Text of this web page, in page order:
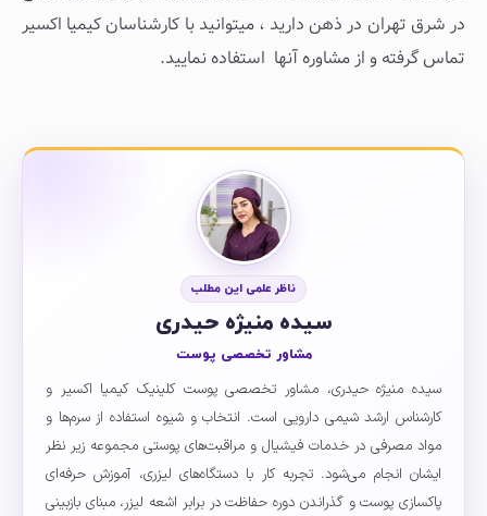
در شرق تهران در ذهن دارید ، میتوانید با کارشناسان کیمیا اکسیر
تماس گرفته و از مشاوره آنها استفاده نمایید.
ناظر علمی این مطلب
سیده منیژه حیدری
مشاور تخصصی پوست
سیده منیژه حیدری، مشاور تخصصی پوست کلینیک کیمیا اکسیر و
کارشناس ارشد شیمی دارویی است. انتخاب و شیوه استفاده از سرم‌ها و
مواد مصرفی در خدمات فیشیال و مراقبت‌های پوستی مجموعه زیر نظر
ایشان انجام می‌شود. تجربه کار با دستگاه‌های لیزری، آموزش حرفه‌ای
پاکسازی پوست و گذراندن دوره حفاظت در برابر اشعه لیزر، مبنای بازبینی